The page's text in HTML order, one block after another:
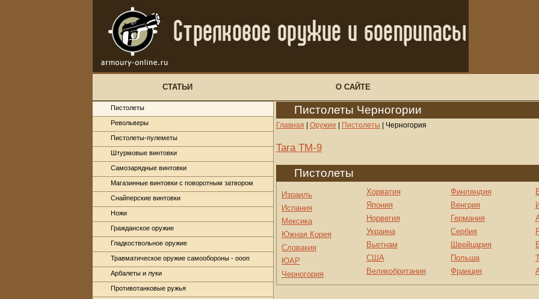
СТАТЬИ О САЙТЕ
Пистолеты Черногории
Главная Оружие Пистолеты Черногория
Tara TM-9
Пистолеты
Израиль
Испания
Мексика
Южная Корея
Словакия
ЮАР
Черногория
Хорватия
Япония
Норвегия
Украина
Вьетнам
США
Великобритания
Финляндия
Венгрия
Германия
Сербия
Швейцария
Польша
Франция
Пистолеты
Револьверы
Пистолеты-пулеметы
Штурмовые винтовки
Самозарядные винтовки
Магазинные винтовки с поворотным затвором
Снайперские винтовки
Ножи
Гражданское оружие
Гладкоствольное оружие
Травматическое оружие самообороны - оооп
Арбалеты и луки
Противотанковые ружья